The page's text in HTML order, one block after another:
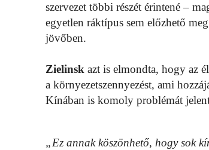
szervezet többi részét érintené –
egyetlen ráktípus sem előzhető
jövőben.
Zielinsk azt is elmondta, hogy az
a környezetszennyezést, ami
Kínában is komoly problémát
„Ez annak köszönhető, hogy sok